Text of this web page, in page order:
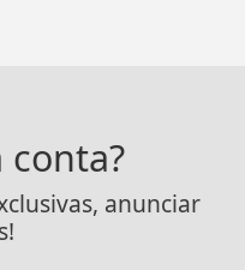
conta?
anunciar